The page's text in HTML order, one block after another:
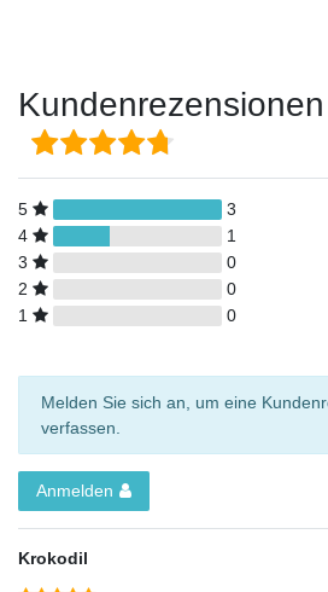
Kundenrezensionen
5
3
4
1
3
0
2
0
1
0
Melden Sie sich an, um eine
verfassen.
Anmelden
Krokodil